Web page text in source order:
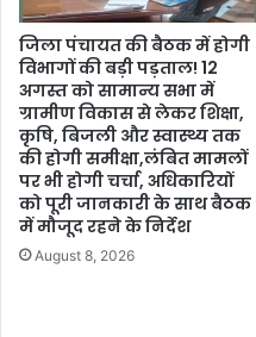
जिला पंचायत की बैठक में होगी
विभागों की बड़ी पड़ताल! 12
अगस्त को सामान्य सभा में
ग्रामीण विकास से लेकर शिक्षा,
कृषि, बिजली और स्वास्थ्य तक
की होगी समीक्षा,लंबित मामलों
पर भी होगी चर्चा, अधिकारियों
को पूरी जानकारी के साथ बैठक
में मौजूद रहने के निर्देश
August 8, 2026